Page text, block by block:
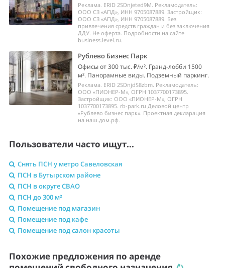
Реклама. ERID 2SDnjeted9M. Рекламодатель:
ООО СЗ «АПД», ИНН 9705087889. Застройщик:
ООО СЗ «АПД», ИНН 9705087889. Без
привлечения средств граждан и без заключения
ДДУ. Не оферта. Подробности на сайте
business.level.ru.
Рублево Бизнес Парк
Офисы от 300 тыс. ₽/м². Гранд-лобби 1500
м². Панорамные виды. Подземный паркинг.
Реклама. ERID 2SDnjdS8zbm. Рекламодатель:
ООО «ПИОНЕР-М», ОГРН 1037700173895.
Застройщик: ООО «ПИОНЕР-М», ОГРН
1037700173895. rb-park.ru Деловой центр
«Рублево бизнес парк». Проектная декларация
на наш.дом.рф.
Пользователи часто ищут...
Снять ПСН у метро Савеловская
ПСН в Бутырском районе
ПСН в округе СВАО
ПСН до 300 м²
Помещение под магазин
Помещение под кафе
Помещение под салон красоты
Похожие предложения по аренде